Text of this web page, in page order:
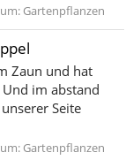
Gartenpflanzen
Zaun und hat
im abstand
Seite
Gartenpflanzen